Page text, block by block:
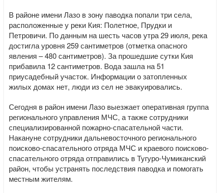
В районе имени Лазо в зону паводка попали три села,
расположенные у реки Кия: Полетное, Прудки и
Петровичи. По данным на шесть часов утра 29 июля, река
достигла уровня 259 сантиметров (отметка опасного
явления – 480 сантиметров). За прошедшие сутки Кия
прибавила 12 сантиметров. Вода зашла на 51
приусадебный участок. Информации о затопленных
жилых домах нет, люди из сел не эвакуировались.
Сегодня в район имени Лазо выезжает оперативная группа
регионального управления МЧС, а также сотрудники
специализированной пожарно-спасательной части.
Накануне сотрудники дальневосточного регионального
поисково-спасательного отряда МЧС и краевого поисково-
спасательного отряда отправились в Тугуро-Чумиканский
район, чтобы устранять последствия паводка и помогать
местным жителям.